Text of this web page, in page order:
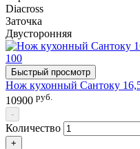
Diacross
Заточка
Двусторонняя
Быстрый просмотр
Нож кухонный Сантоку
10900 руб.
-
Количество
+